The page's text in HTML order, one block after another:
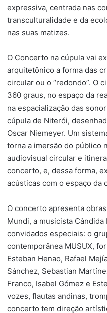
expressiva, centrada nas
transculturalidade e da
nas suas matizes.
O Concerto na cúpula vai
arquitetônico a forma das
circular ou o “redondo”. O
360 graus, no espaço da
na espacialização das
cúpula de Niterói,
Oscar Niemeyer. Um
torna a imersão do público
audiovisual circular e
concerto, e, dessa forma,
acústicas com o espaço da
O concerto apresenta
Mundi, a musicista
convidados especiais: o
contemporânea MUSUX,
Esteban Henao, Rafael
Sánchez, Sebastian
Franco, Isabel Gómez e
vozes, flautas andinas,
concerto tem direção